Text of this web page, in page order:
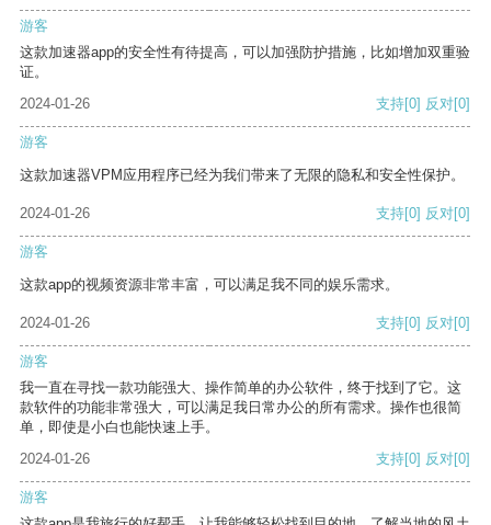
游客
这款加速器app的安全性有待提高，可以加强防护措施，比如增加双重验
证。
2024-01-26
支持[0] 反对[0]
游客
这款加速器VPM应用程序已经为我们带来了无限的隐私和安全性保护。
2024-01-26 支持[0] 反对[0]
游客
这款app的视频资源非常丰富，可以满足我不同的娱乐需求。
2024-01-26 支持[0] 反对[0]
游客
我一直在寻找一款功能强大、操作简单的办公软件，终于找到了它。这
款软件的功能非常强大，可以满足我日常办公的所有需求。操作也很简
单，即使是小白也能快速上手。
2024-01-26
支持[0] 反对[0]
游客